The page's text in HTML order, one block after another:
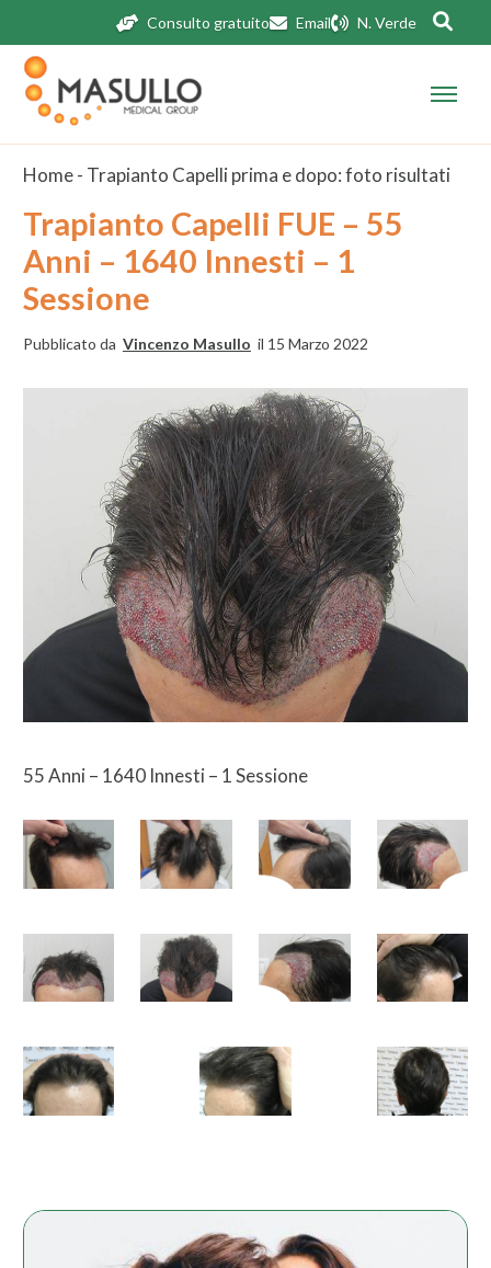
Consulto gratuito Email N. Verde
Home- Trapianto Capelli prima e dopo: foto risultati
Trapianto Capelli FUE – 55
Anni – 1640 Innesti – 1
Sessione
Pubblicato da Vincenzo Masullo il 15 Marzo 2022
55 Anni – 1640 Innesti – 1 Sessione